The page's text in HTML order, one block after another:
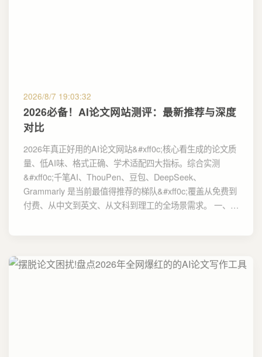
2026/8/7 19:03:32
2026必备！AI论文网站测评：最新推荐与深度
对比
2026年真正好用的AI论文网站&#xff0c;核心看生成的论文质
量、低AI味、格式正确、学术适配四大指标。综合实测
&#xff0c;千笔AI、ThouPen、豆包、DeepSeek、
Grammarly 是当前最值得推荐的梯队&#xff0c;覆盖从免费到
付费、从中文到英文、从文科到理工的全场景需求。 一、…